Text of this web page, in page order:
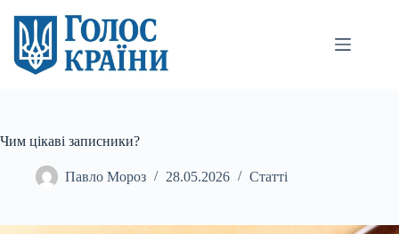
вмісту
Чим цікаві записники?
Павло Мороз 28.05.2026 Статті